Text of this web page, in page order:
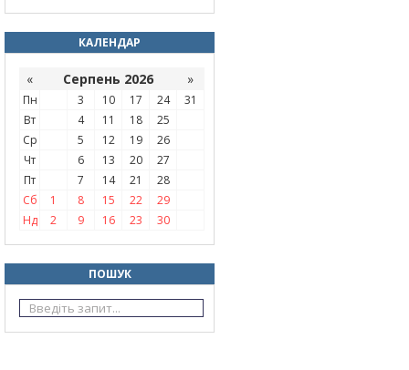
КАЛЕНДАР
« Серпень 2026 »
Пн 3 10 17 24
31
Вт
4 11 18
25
Ср
5 12 19
26
Чт
6 13 20
27
Пт
7 14 21
28
Сб
1 8 15 22
29
Нд
2 9 16 23 30
ПОШУК